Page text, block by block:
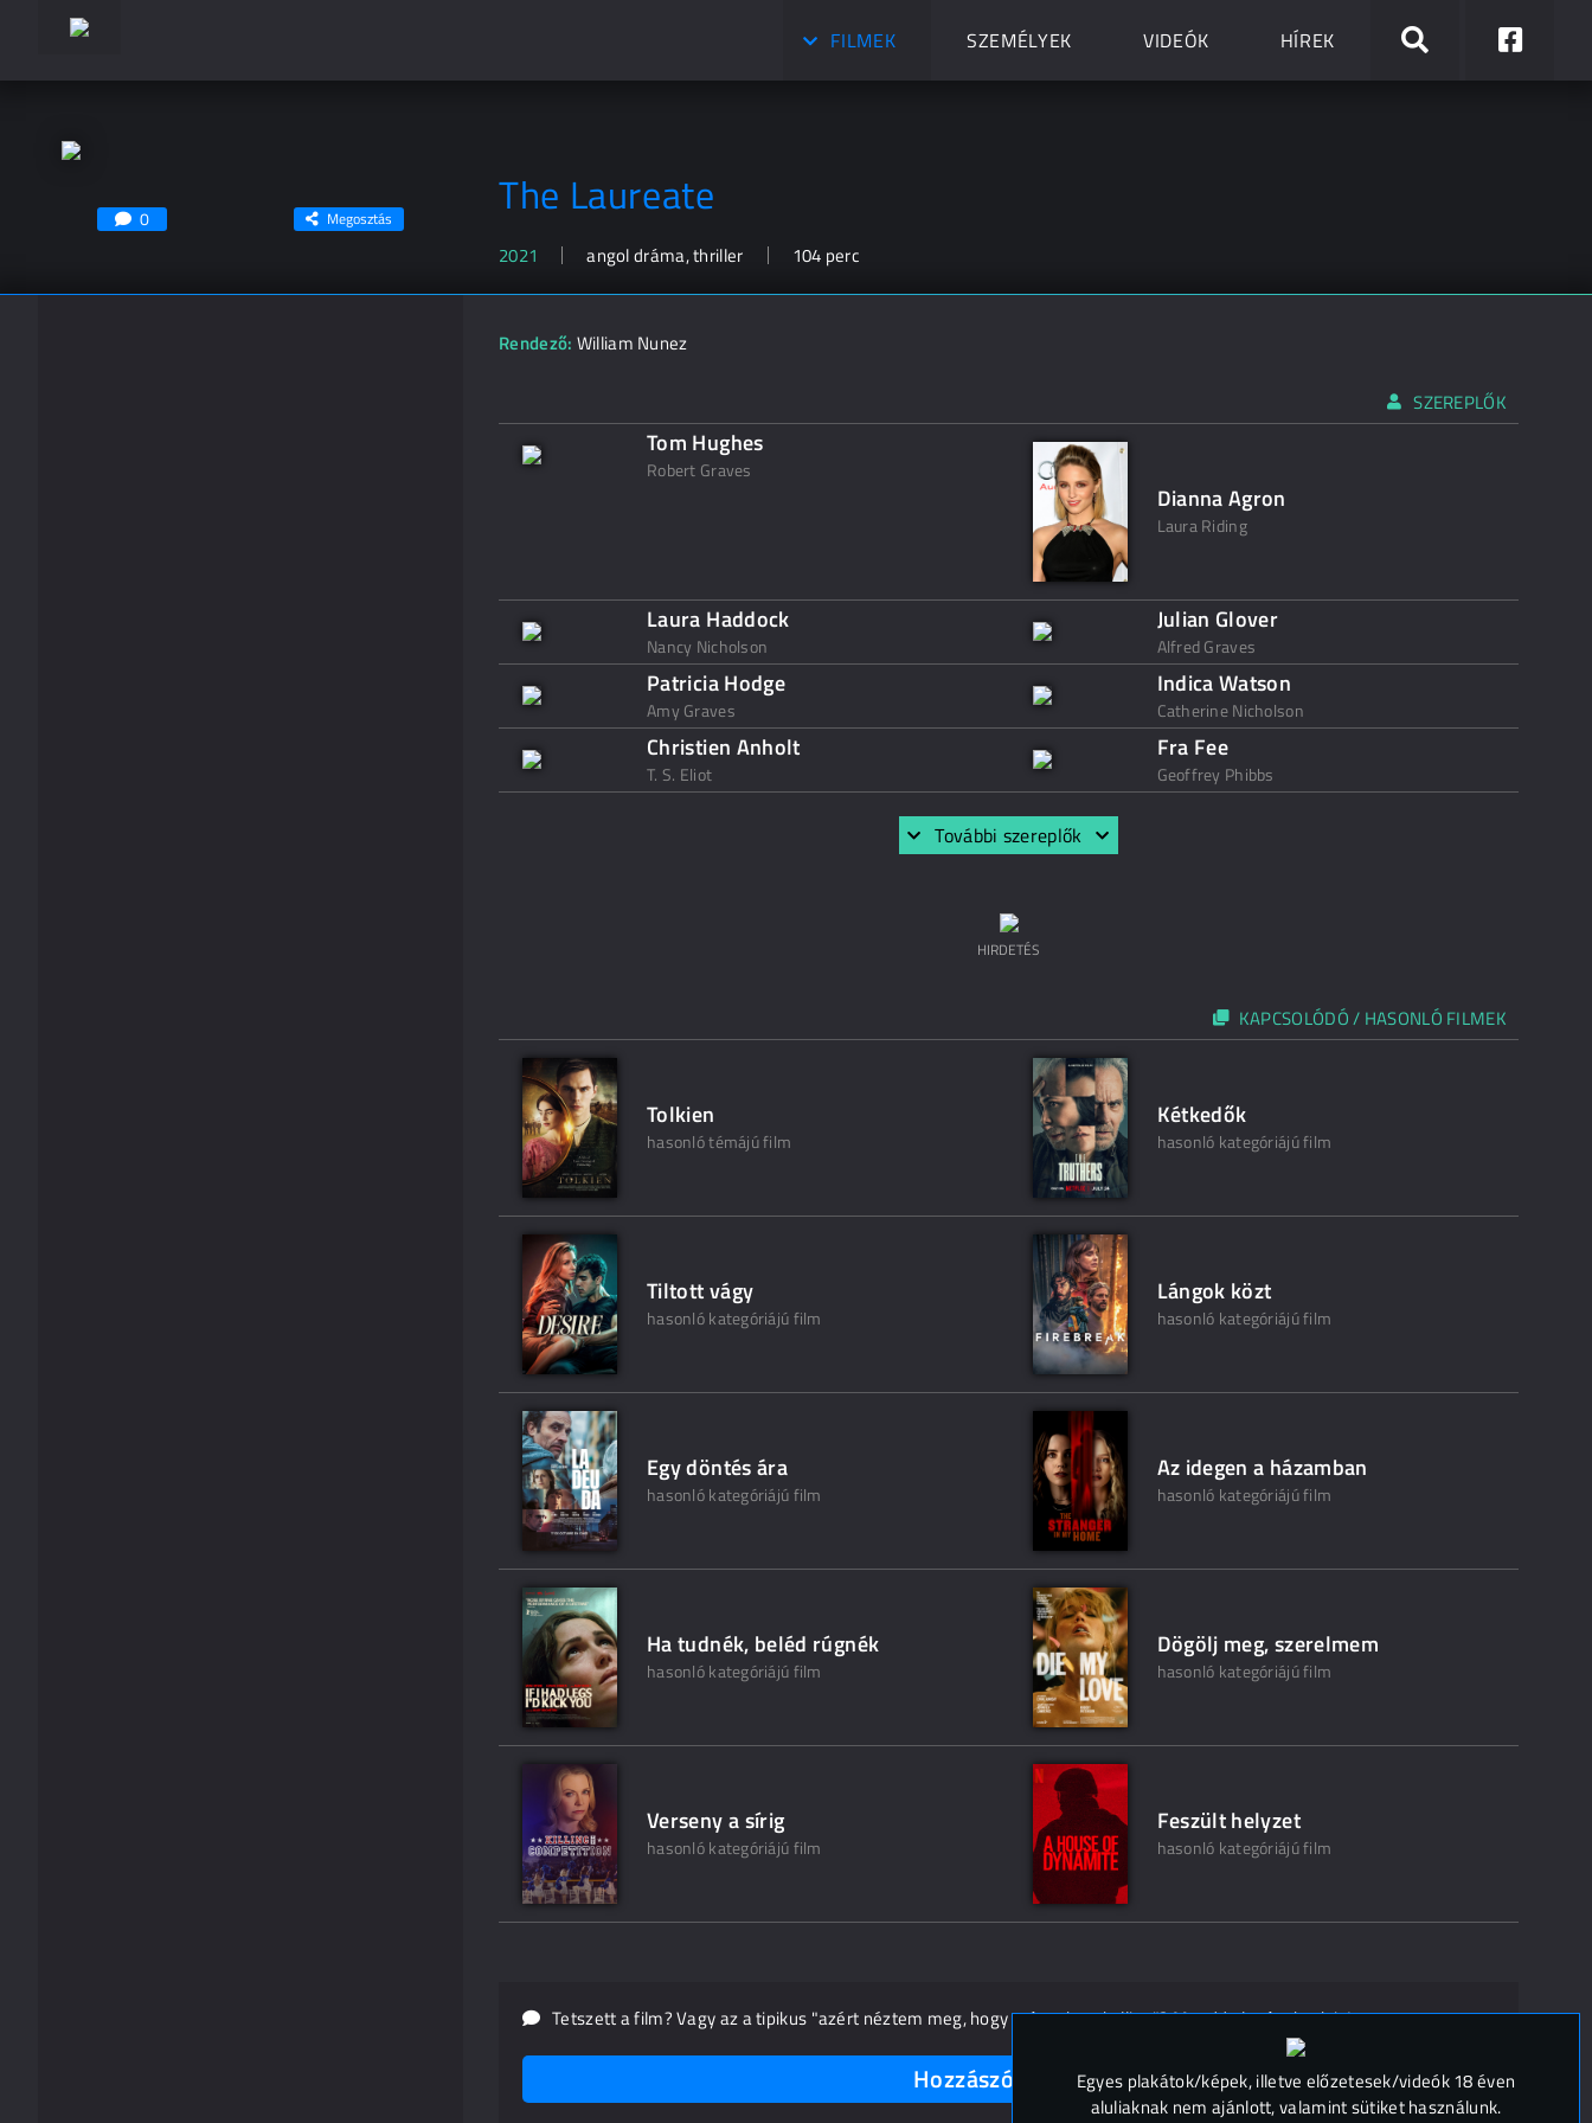
FILMEK SZEMÉLYEK VIDEÓK HÍREK
The Laureate
2021 angol dráma, thriller 104 perc
0 Megosztás
Rendező: William Nunez
SZEREPLŐK
Tom Hughes
Robert Graves
Dianna Agron
Laura Riding
Laura Haddock
Nancy Nicholson
Julian Glover
Alfred Graves
Patricia Hodge
Amy Graves
Indica Watson
Catherine Nicholson
Christien Anholt
T. S. Eliot
Fra Fee
Geoffrey Phibbs
További szereplők
HIRDETÉS
KAPCSOLÓDÓ / HASONLÓ FILMEK
Tolkien
hasonló témájú film
Kétkedők
hasonló kategóriájú film
Tiltott vágy
hasonló kategóriájú film
Lángok közt
hasonló kategóriájú film
Egy döntés ára
hasonló kategóriájú film
Az idegen a házamban
hasonló kategóriájú film
Ha tudnék, beléd rúgnék
hasonló kategóriájú film
Dögölj meg, szerelmem
hasonló kategóriájú film
Verseny a sírig
hasonló kategóriájú film
Feszült helyzet
hasonló kategóriájú film
Tetszett a film? Vagy az a tipikus "azért néztem meg, hogy másnak ne kelljen"? Mondd el másoknak is!
Hozzászólások (0)
Egyes plakátok/képek, illetve előzetesek/videók 18 éven
aluliaknak nem ajánlott, valamint sütiket használunk.